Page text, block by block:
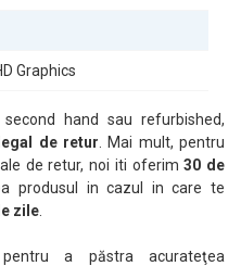
Graphics
hand sau refurbished,
de retur . Mai mult, pentru
de retur, noi iti oferim30 de
produsul in cazul in care te
zile
a păstra acurateţea